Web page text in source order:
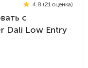
4.8 (21 оценка)
с
Dali Low Entry